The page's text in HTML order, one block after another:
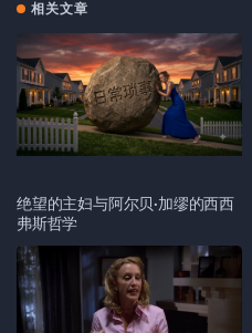
相关文章
绝望的主妇与阿尔贝·加缪的西西
弗斯哲学